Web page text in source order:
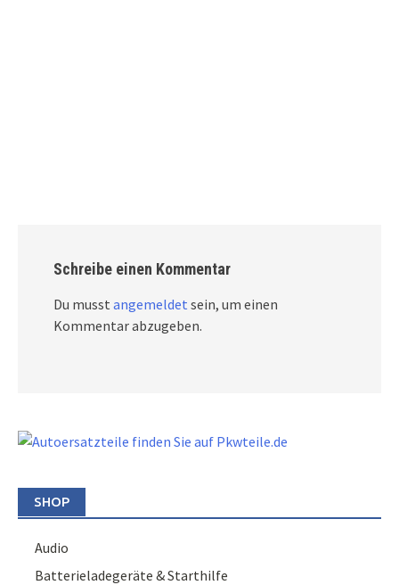
Schreibe einen Kommentar
Du musst angemeldet sein, um einen
Kommentar abzugeben.
SHOP
Audio
Batterieladegeräte & Starthilfe